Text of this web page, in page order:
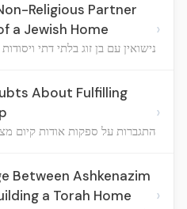
Religious Partner
a Jewish Home
נישואין עם בן זוג בלתי דתי
›
About Fulfilling
התגברות על ספקות אודות קיום
›
Between Ashkenazim
a Torah Home
›